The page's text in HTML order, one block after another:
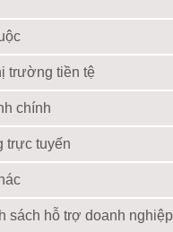
trường tiền tệ
chính
trực tuyến
sách hỗ trợ doanh nghiệp